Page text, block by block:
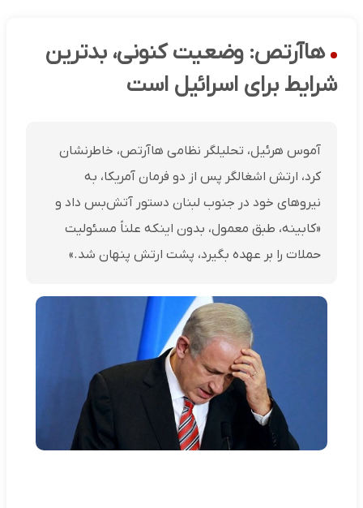
هاآرتص: وضعیت کنونی، بدترین
شرایط برای اسرائیل است
آموس هرئیل، تحلیلگر نظامی هاآرتص، خاطرنشان
کرد، ارتش اشغالگر پس از دو فرمان آمریکا، به
نیروهای خود در جنوب لبنان دستور آتش‌بس داد و
«کابینه، طبق معمول، بدون اینکه علناً مسئولیت
حملات را بر عهده بگیرد، پشت ارتش پنهان شد.»